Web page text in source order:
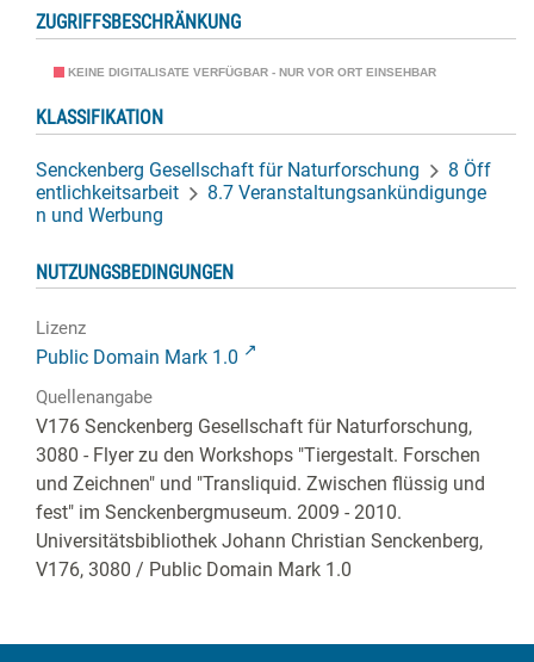
ZUGRIFFSBESCHRÄNKUNG
KEINE DIGITALISATE VERFÜGBAR - NUR VOR ORT EINSEHBAR
KLASSIFIKATION
Senckenberg Gesellschaft für Naturforschung
8 Öff
entlichkeitsarbeit
8.7 Veranstaltungsankündigunge
n und Werbung
NUTZUNGSBEDINGUNGEN
Lizenz
Public Domain Mark 1.0
Quellenangabe
V176 Senckenberg Gesellschaft für Naturforschung,
3080 - Flyer zu den Workshops "Tiergestalt. Forschen
und Zeichnen" und "Transliquid. Zwischen flüssig und
fest" im Senckenbergmuseum. 2009 - 2010.
Universitätsbibliothek Johann Christian Senckenberg,
V176, 3080 / Public Domain Mark 1.0